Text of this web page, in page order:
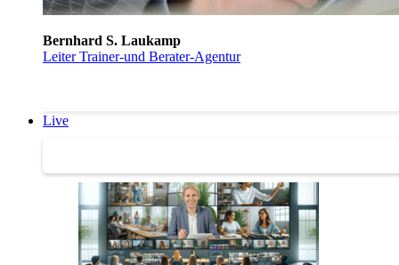
Bernhard S. Laukamp
Leiter Trainer-und Berater-Agentur
Live